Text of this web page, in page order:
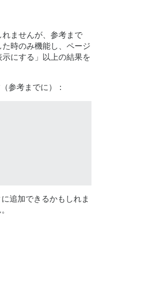
ませんが、参考まで
時のみ機能し、ページ
にする」以上の結果を
参考までに）：
追加できるかもしれま